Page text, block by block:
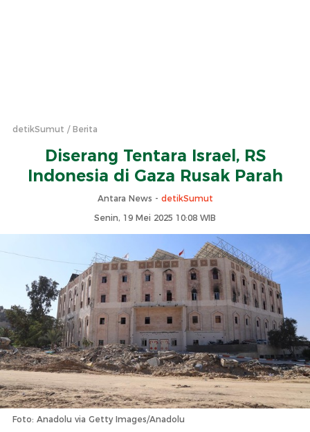
detikSumut Berita
Diserang Tentara Israel, RS
Indonesia di Gaza Rusak Parah
Antara News - detikSumut
Senin, 19 Mei 2025 10:08 WIB
Foto: Anadolu via Getty Images/Anadolu